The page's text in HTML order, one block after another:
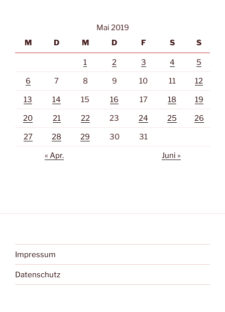
Mai 2019
M
D M D F S S
1 2 3 4 5
6 7 8 9 10 11 12
13 14 15 16 17 18 19
20 21 22 23 24 25 26
27 28 29 30 31
« Apr. Juni »
Impressum
Datenschutz